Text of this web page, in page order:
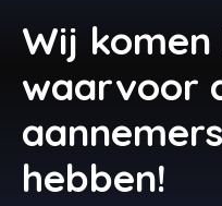
Wij
waarvoor
hebben!